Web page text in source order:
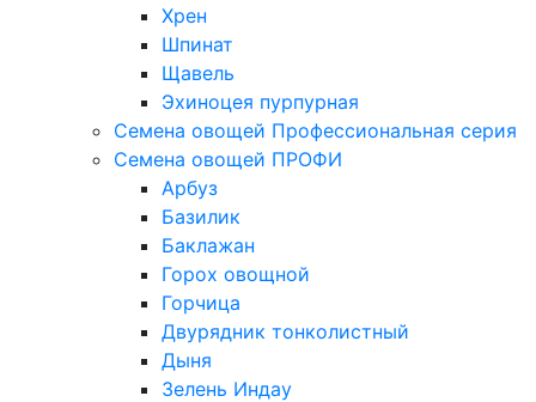
Хрен
Шпинат
Щавель
Эхиноцея пурпурная
Семена овощей Профессиональная серия
Семена овощей ПРОФИ
Арбуз
Базилик
Баклажан
Горох овощной
Горчица
Двурядник тонколистный
Дыня
Зелень Индау